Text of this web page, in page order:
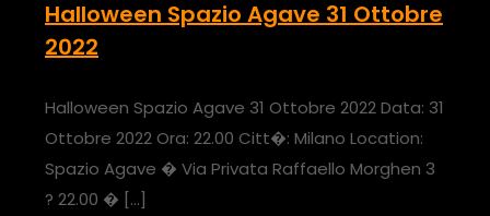
Halloween Spazio Agave 31 Ottobre
2022
Halloween Spazio Agave 31 Ottobre 2022 Data: 31
Ottobre 2022 Ora: 22.00 Citt�: Milano Location:
Spazio Agave � Via Privata Raffaello Morghen 3
? 22.00 � […]